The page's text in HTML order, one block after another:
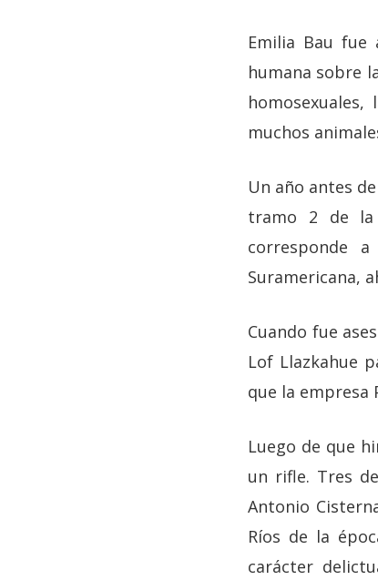
Emilia Bau fue
humana sobre
muchos
Un año antes
tramo 2 de la
corresponde
Suramericana,
Cuando fue
Lof Llazkahue
que la empresa
Luego de que
un rifle. Tres
Antonio
Ríos de la
carácter